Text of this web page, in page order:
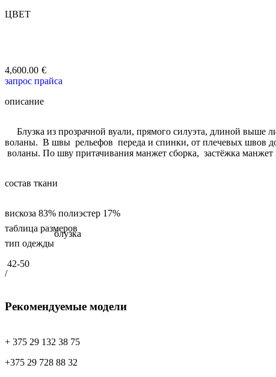
ЦВЕТ
€
4,600.00
запрос прайса
описание
Блузка из прозрачной вуали, прямого силуэта, длиной выше
воланы. В швы рельефов переда и спинки, от плечевых швов
воланы. По шву притачивания манжет сборка, застёжка
состав ткани
вискоза 83% полиэстер 17%
таблица размеров
тип одежды
блузка
/
42-50
Рекомендуемые модели
+ 375 29 132 38 75
+375 29 728 88 32